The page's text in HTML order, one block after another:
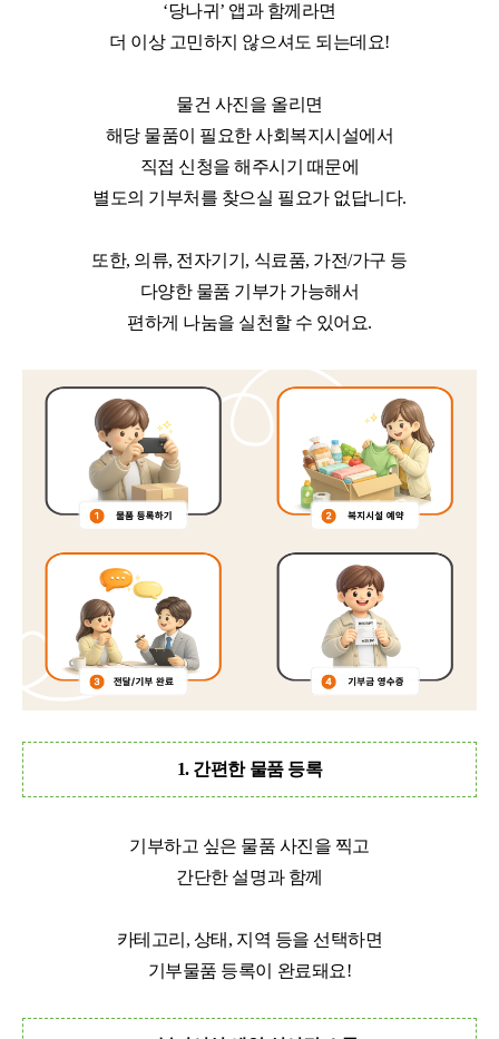
‘당나귀’ 앱과 함께라면
더 이상 고민하지 않으셔도 되는데요!
물건 사진을 올리면
해당 물품이 필요한 사회복지시설에서
직접 신청을 해주시기 때문에
별도의 기부처를 찾으실 필요가 없답니다.
또한, 의류, 전자기기, 식료품, 가전/가구 등
다양한 물품 기부가 가능해서
편하게 나눔을 실천할 수 있어요.
1. 간편한 물품 등록
기부하고 싶은 물품 사진을 찍고
간단한 설명과 함께
카테고리, 상태, 지역 등을 선택하면
기부물품 등록이 완료돼요!